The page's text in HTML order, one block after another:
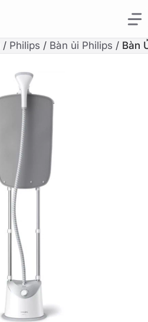
/ Philips / Bàn ủi Philips / Bàn